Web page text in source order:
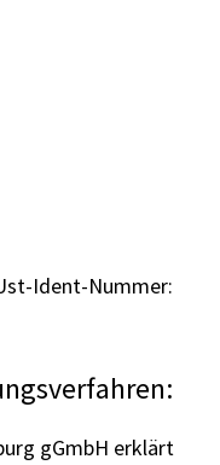
Ident-Nummer:
gGmbH erklärt